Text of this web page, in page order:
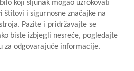
koji šljunak mogao uzrokovati
štitovi i sigurnosne značajke na
Pazite i pridržavajte se
biste izbjegli nesreće, pogledajte
za odgovarajuće informacije.